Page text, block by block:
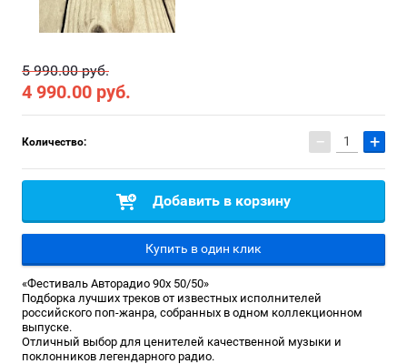
5 990.00 руб.
4 990.00 руб.
Количество: − +
Добавить в корзину
Купить в один клик
«Фестиваль Авторадио 90х 50/50»
Подборка лучших треков от известных исполнителей
российского поп-жанра, собранных в одном коллекционном
выпуске.
Отличный выбор для ценителей качественной музыки и
поклонников легендарного радио.